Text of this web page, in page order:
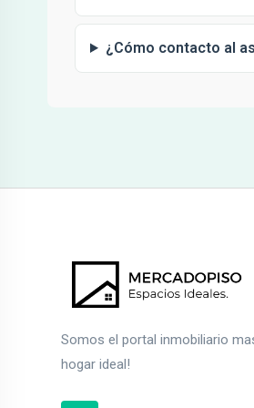
¿Cómo contacto al
Somos el portal inmobiliario
hogar ideal!